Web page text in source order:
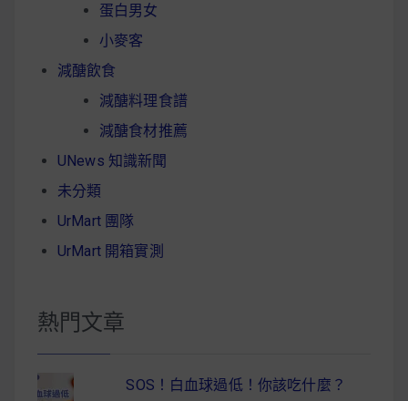
蛋白男女
小麥客
減醣飲食
減醣料理食譜
減醣食材推薦
UNews 知識新聞
未分類
UrMart 團隊
UrMart 開箱實測
熱門文章
SOS！白血球過低！你該吃什麼？